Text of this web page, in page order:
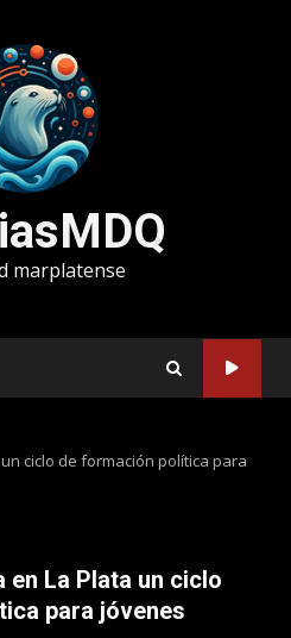
marplatense
ciclo de formación política para
La Plata un ciclo
para jóvenes